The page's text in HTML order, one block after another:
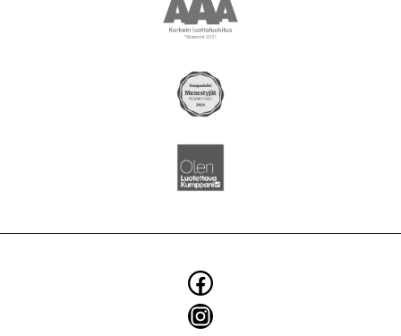
SMOYTALK
Brändi ja identiteetti
Digitaaliset ratkaisut
Konseptit ja kampanjatFacebook
Instagram